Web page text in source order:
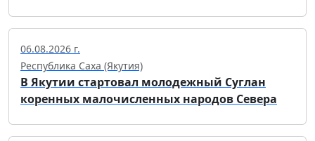
06.08.2026 г.
Республика Саха (Якутия)
В Якутии стартовал молодежный Суглан
коренных малочисленных народов Севера